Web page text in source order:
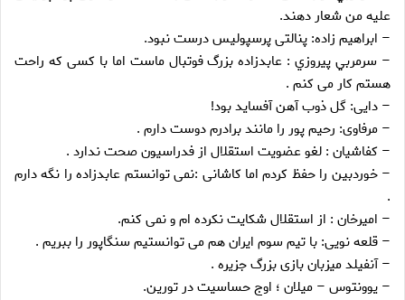
عليه من شعار دهند.
– ابراهيم زاده: پنالتى پرسپوليس درست نبود.
– سرمربي پيروزي : عابدزاده بزرگ فوتبال ماست اما با كسى كه راحت
هستم كار مى كنم .
– دايى: گل ذوب آهن آفسايد بود!
– مرفاوى: رحيم پور را مانند برادرم دوست دارم .
– كفاشيان : لغو عضويت استقلال از فدراسيون صحت ندارد .
– خوردبين را حفظ كردم اما كاشانى :نمى توانستم عابدزاده را نگه دارم
.
– اميرخان : از استقلال شكايت نكرده ام و نمى كنم.
– قلعه نويى: با تيم سوم ايران هم مى توانستيم سنگاپور را ببريم .
– آنفيلد ميزبان بازى بزرگ جزيره .
– يوونتوس – ميلان ؛ اوج حساسيت در تورين.